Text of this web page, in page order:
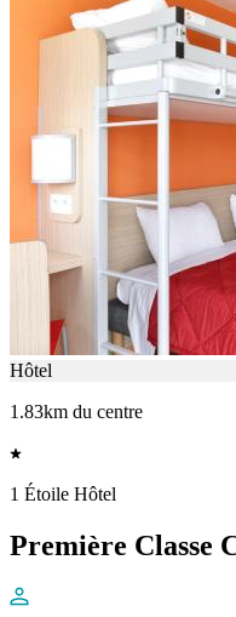
Hôtel
1.83km du centre
1 Étoile Hôtel
Première Classe